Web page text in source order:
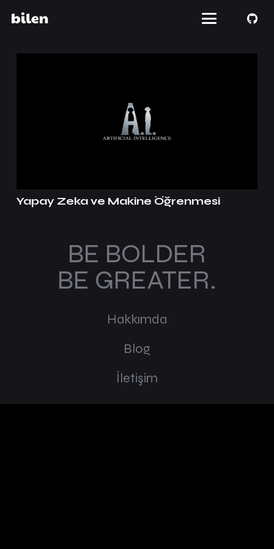
Yapay Zeka ve Makine Öğrenmesi
BE BOLDER
BE GREATER.
Hakkımda
Blog
İletişim